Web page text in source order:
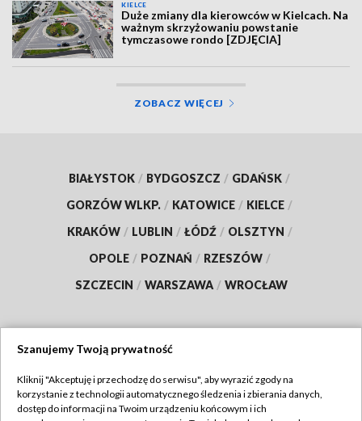
KIELCE
Duże zmiany dla kierowców w Kielcach. Na
ważnym skrzyżowaniu powstanie
tymczasowe rondo [ZDJĘCIA]
ZOBACZ WIĘCEJ
BIAŁYSTOK / BYDGOSZCZ / GDAŃSK /
GORZÓW WLKP. / KATOWICE / KIELCE /
KRAKÓW / LUBLIN / ŁÓDŹ / OLSZTYN /
OPOLE / POZNAŃ / RZESZÓW /
SZCZECIN / WARSZAWA / WROCŁAW
TVP
Szanujemy Twoją prywatność
Kliknij "Akceptuję i przechodzę do serwisu", aby wyrazić zgody na
korzystanie z technologii automatycznego śledzenia i zbierania danych,
dostęp do informacji na Twoim urządzeniu końcowym i ich